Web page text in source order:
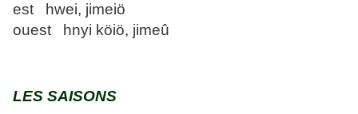
est hwei, jimeiö
ouest hnyi köiö, jimeû
LES SAISONS